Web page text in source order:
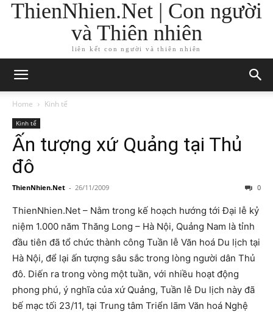
ThienNhien.Net | Con người
và Thiên nhiên
liên kết con người và thiên nhiên
Home Kinh tế
Kinh tế
Ấn tượng xứ Quảng tại Thủ
đô
ThienNhien.Net - 26/11/2009 0
ThienNhien.Net – Nằm trong kế hoạch hướng tới Đại lễ kỷ
niệm 1.000 năm Thăng Long – Hà Nội, Quảng Nam là tỉnh
đầu tiên đã tổ chức thành công Tuần lễ Văn hoá Du lịch tại
Hà Nội, để lại ấn tượng sâu sắc trong lòng người dân Thủ
đô. Diến ra trong vòng một tuần, với nhiều hoạt động
phong phú, ý nghĩa của xứ Quảng, Tuần lễ Du lịch này đã
bế mạc tối 23/11, tại Trung tâm Triển lãm Văn hoá Nghệ